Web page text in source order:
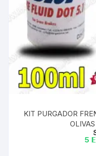
KIT PURGADOR
5